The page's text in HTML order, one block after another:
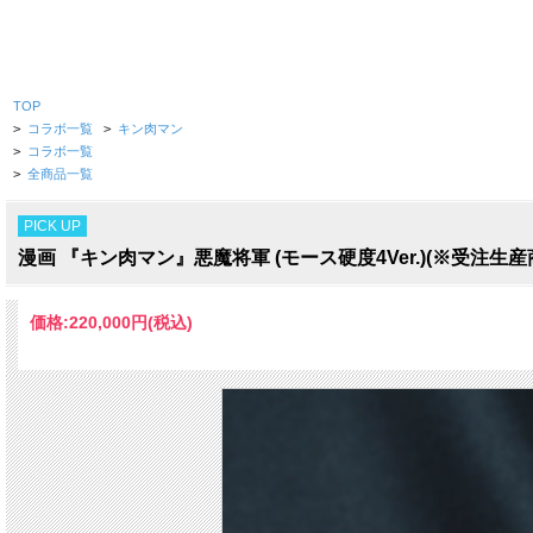
TOP
> コラボ一覧 > キン肉マン
> コラボ一覧
> 全商品一覧
PICK UP
漫画 『キン肉マン』悪魔将軍 (モース硬度4Ver.)(※受注生産
価格:220,000円(税込)